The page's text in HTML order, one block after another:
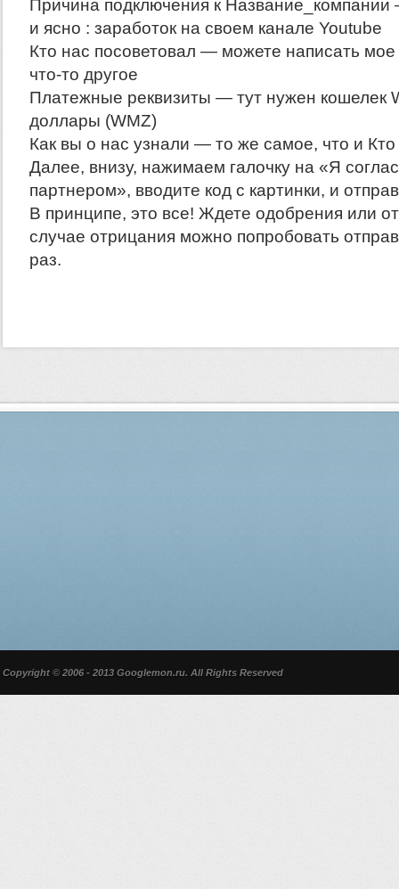
Причина подключения к Название_компании
и ясно : заработок на своем канале Youtube
Кто нас посоветовал — можете написать
что-то другое
Платежные реквизиты — тут нужен кошелек
доллары (WMZ)
Как вы о нас узнали — то же самое, что и Кто
Далее, внизу, нажимаем галочку на «Я
партнером», вводите код с картинки, и
В принципе, это все! Ждете одобрения или
случае отрицания можно попробовать
раз.
Copyright © 2006 - 2013 Googlemon.ru. All Rights Reserved